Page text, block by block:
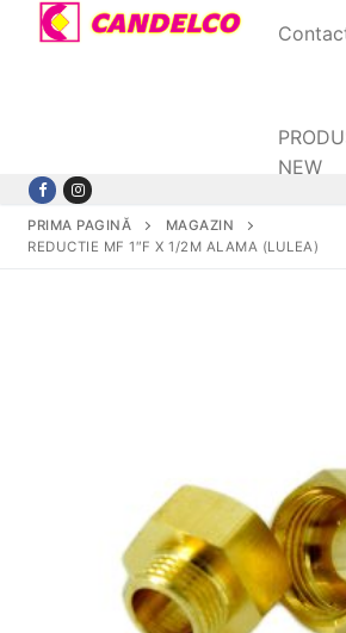
NEW
PRIMA PAGINĂ
MAGAZIN
REDUCTIE MF 1″F X 1/2M ALAMA (LULEA)